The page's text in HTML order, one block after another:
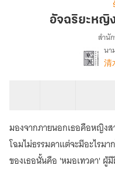
เทพ
สมุนไพร
อัจฉริยะหญิ
สำนั
นา
清
มองจากภายนอกเธอคือหญิง
โฉมไม่ธรรมดาแต่จะมีอะไรมา
ของเธอนั้นคือ 'หมอเทวดา' ผู้